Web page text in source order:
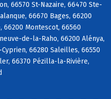
66570 St-Nazaire, 66470 Ste-
66670 Bages, 66200
Montescot, 66560
de-la-Raho, 66200 Alénya,
66280 Saleilles, 66550
66370 Pézilla-la-Rivière,